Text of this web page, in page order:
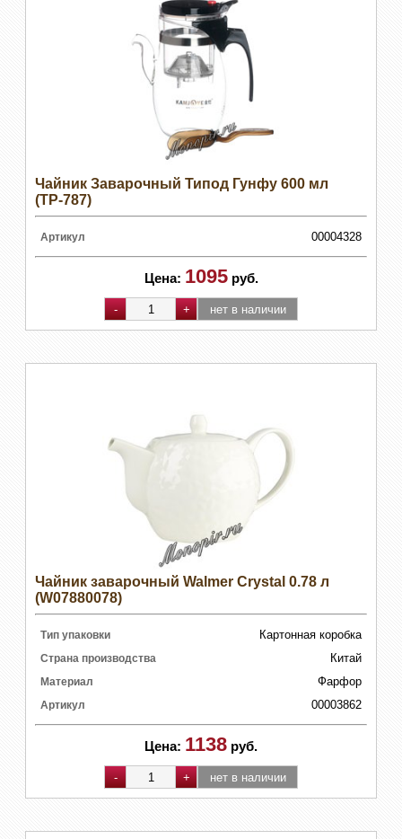
Чайник Заварочный Типод Гунфу 600 мл
(ТР-787)
Артикул 00004328
Цена: 1095 руб.
Чайник заварочный Walmer Crystal 0.78 л
(W07880078)
Тип упаковки Картонная коробка
Страна производства Китай
Материал Фарфор
Артикул 00003862
Цена: 1138 руб.